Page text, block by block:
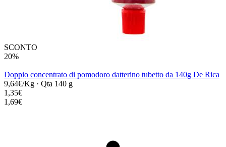
SCONTO
20%
Doppio concentrato di pomodoro datterino tubetto da 140g De Rica
9,64€/Kg · Qta 140 g
1,35€
1,69€